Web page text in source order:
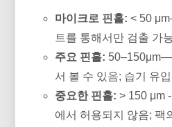
마이크로 핀홀: < 50
트를 통해서만 검출 가
주요 핀홀: 50–150μm—
서 볼 수 있음; 습기 유
중요한 핀홀: > 150 μm
에서 허용되지 않음; 팩